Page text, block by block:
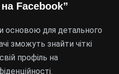
Facebook”
основою для детального
зможуть знайти чіткі
профіль на